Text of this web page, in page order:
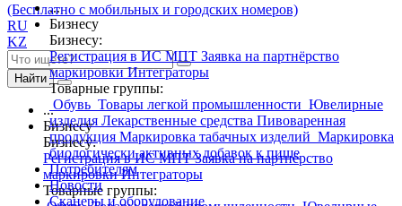
...
Бизнесу
Бизнесу:
Регистрация в ИС МПТ Заявка на партнёрство
маркировкиИнтеграторы
Товарные группы:
Обувь Товары легкой промышленности Ювелирные
изделия Лекарственные средства Пивоваренная
продукция Маркировка табачных изделий Маркировка
биологически активных добавок к пище
Потребителям
Новости
Сканеры и оборудование
(Бесплатно с мобильных и городских номеров)
RU
KZ
Найти
...
Бизнесу
Бизнесу:
Регистрация в ИС МПТЗаявка на партнёрство
маркировкиИнтеграторы
Товарные группы: